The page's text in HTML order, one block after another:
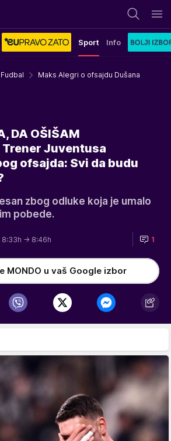
Sport Info
Fudbal
Maks Alegri o ofsajdu Dušana
DA OŠIŠAM
Trener Juventusa
ofsajda: Svi da budu
zbog odluke koja je umalo
pobede.
8:33h → 8:46h 1
MONDO u vaš Google izbor